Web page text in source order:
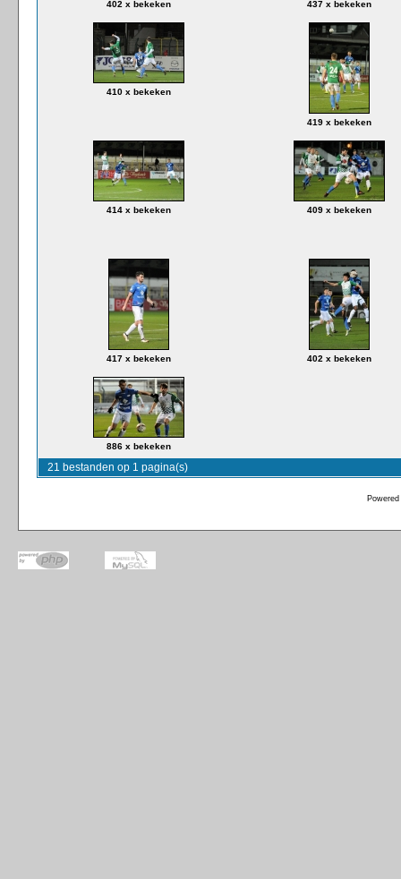
402 x bekeken 437 x bekeken
410 x bekeken
419 x bekeken
414 x bekeken 409 x bekeken
417 x bekeken 402 x bekeken
886 x bekeken
21 bestanden op 1 pagina(s)